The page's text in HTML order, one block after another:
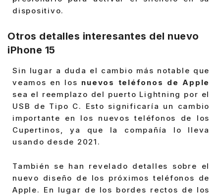
dispositivo.
Otros detalles interesantes del nuevo
iPhone 15
Sin lugar a duda el cambio más notable que
veamos en los nuevos teléfonos de Apple
sea el reemplazo del puerto Lightning por el
USB de Tipo C. Esto significaría un cambio
importante en los nuevos teléfonos de los
Cupertinos, ya que la compañía lo lleva
usando desde 2021.
También se han revelado detalles sobre el
nuevo diseño de los próximos teléfonos de
Apple. En lugar de los bordes rectos de los